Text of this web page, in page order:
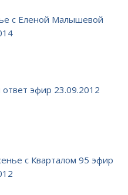
с Еленой Малышевой
эфир 23.09.2012
с Кварталом 95 эфир